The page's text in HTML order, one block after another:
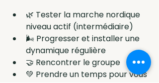
🌿 Tester la marche nordique
niveau actif (intermédiaire)
🌬️ Progresser et installer une
dynamique régulière
🤝 Rencontrer le groupe
💚 Prendre un temps pour vous